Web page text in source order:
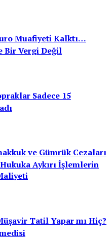
Muafiyeti Kalktı…
Bir Vergi Değil
Sadece 15
ve Gümrük Cezaları
Aykırı İşlemlerin
Tatil Yapar mı Hiç?